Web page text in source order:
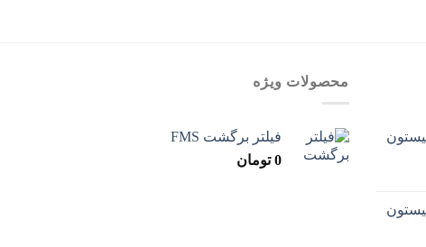
محصولات ویژه
فیلتر برگشت FMS
0 تومان